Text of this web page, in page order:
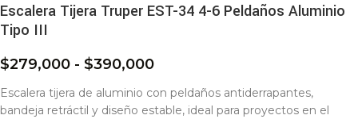
Escalera Tijera Truper EST-34 4-6 Peldaños Aluminio
Tipo III
$279,000 - $390,000
Escalera tijera de aluminio con peldaños antiderrapantes,
bandeja retráctil y diseño estable, ideal para proyectos en el